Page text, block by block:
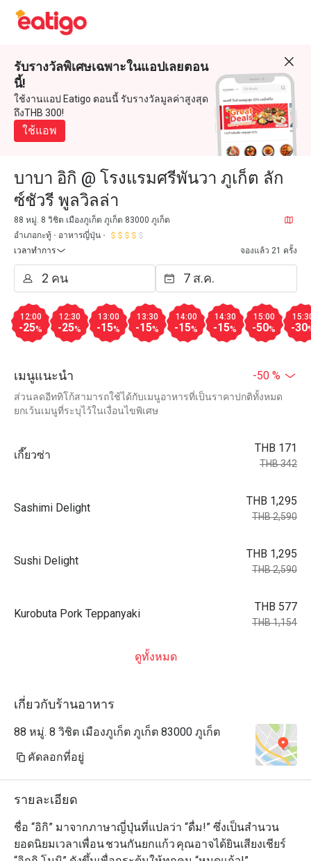
รับรางวัลพิเศษเฉพาะในแอปเลยตอน
นี้!
ใช้งานแอป Eatigo ตอนนี้ รับรางวัลมูลค่าสูงสุด
ถึงTHB 300!
ใช้แอพ
บาบา อิกิ @ โรงแรมศรีพันวา ภูเก็ต ลัก
ซ์ชัวรี พูลวิลล่า
88 หมู่. 8 วิชิต เมืองภูเก็ต ภูเก็ต 83000 ภูเก็ต
อำเภอกะทู้
อาหารญี่ปุ่น
เวลาทำการ
จองแล้ว 21 ครั้ง
12:00
-25%
12:30
-25%
13:00
-15%
13:30
-15%
14:00
-15%
14:30
-15%
15:00
-50% -30
เมนูแนะนำ -50 %
ส่วนลดอีททิโก้สามารถใช้ได้กับเมนูอาหารที่เป็นราคาปกติทั้งหมด
ยกเว้นเมนูที่ระบุไว้ในเงื่อนไขพิเศษ
เกี๊ยวซ่า
THB 171
THB 342
Sashimi Delight
THB 1,295
THB 2,590
Sushi Delight
THB 1,295
THB 2,590
Kurobuta Pork Teppanyaki
THB 577
THB 1,154
ดูทั้งหมด
เกี่ยวกับร้านอาหาร
88 หมู่. 8 วิชิต เมืองภูเก็ต ภูเก็ต 83000 ภูเก็ต
คัดลอกที่อยู่
รายละเอียด
ชื่อ “อิกิ” มาจากภาษาญี่ปุ่นที่แปลว่า “ดื่ม!” ซึ่งเป็นสำนวน
ยอดนิยมเวลาเพื่อน ชวนกันยกแก้ว คุณอาจได้ยินเสียงเชียร์